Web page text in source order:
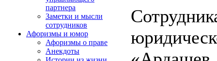
партнера
Заметки и мысли
сотрудников
Афоризмы и юмор
Афоризмы о праве
Анекдоты